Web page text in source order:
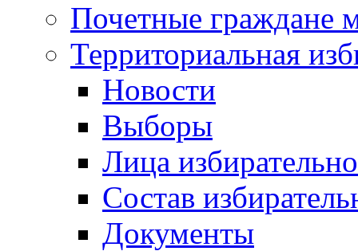
Почетные граждане
Территориальная
Новости
Выборы
Лица
Состав
Документы